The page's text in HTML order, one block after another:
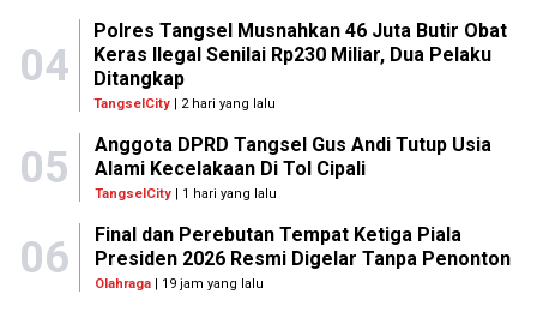
04
Polres Tangsel Musnahkan 46 Juta Butir Obat
Keras Ilegal Senilai Rp230 Miliar, Dua Pelaku
Ditangkap
TangselCity | 2 hari yang lalu
05
Anggota DPRD Tangsel Gus Andi Tutup Usia
Alami Kecelakaan Di Tol Cipali
TangselCity| 1 hari yang lalu
06
Final dan Perebutan Tempat Ketiga Piala
Presiden 2026 Resmi Digelar Tanpa Penonton
Olahraga| 19 jam yang lalu